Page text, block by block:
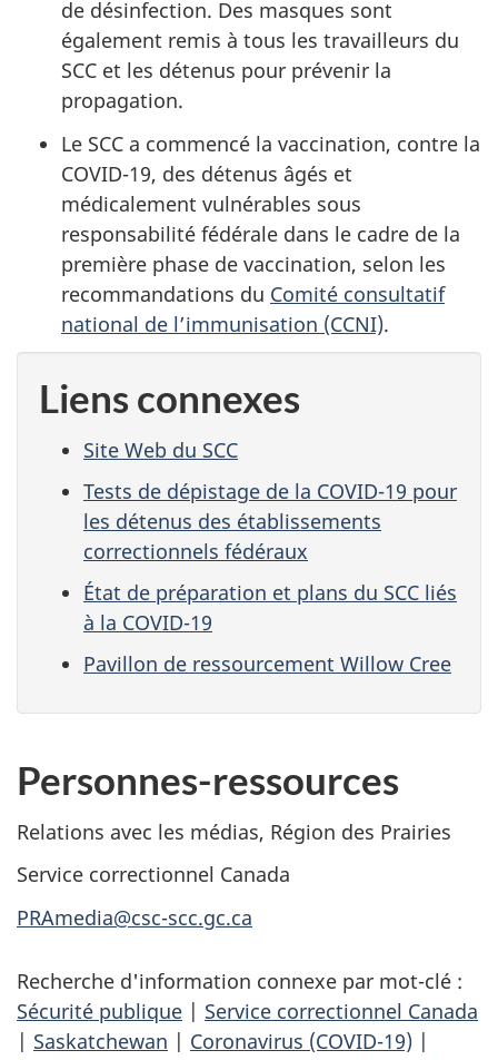
de désinfection. Des masques sont
également remis à tous les travailleurs du
SCC et les détenus pour prévenir la
propagation.
Le SCC a commencé la vaccination, contre la
COVID-19, des détenus âgés et
médicalement vulnérables sous
responsabilité fédérale dans le cadre de la
première phase de vaccination, selon les
recommandations du Comité consultatif
national de l’immunisation (CCNI).
Liens connexes
Site Web du SCC
Tests de dépistage de la COVID-19 pour
les détenus des établissements
correctionnels fédéraux
État de préparation et plans du SCC liés
à la COVID-19
Pavillon de ressourcement Willow Cree
Personnes-ressources
Relations avec les médias, Région des Prairies
Service correctionnel Canada
PRAmedia@csc-scc.gc.ca
Recherche d'information connexe par mot-clé :
Sécurité publique | Service correctionnel Canada
| Saskatchewan | Coronavirus (COVID-19) |